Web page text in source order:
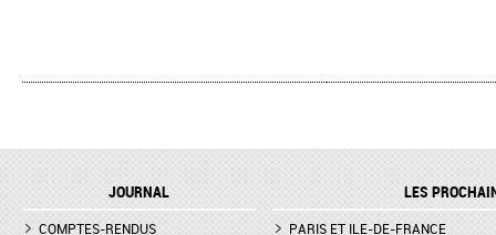
JOURNAL
COMPTES-RENDUS
LES
PARIS ET ILE-DE-FRANCE